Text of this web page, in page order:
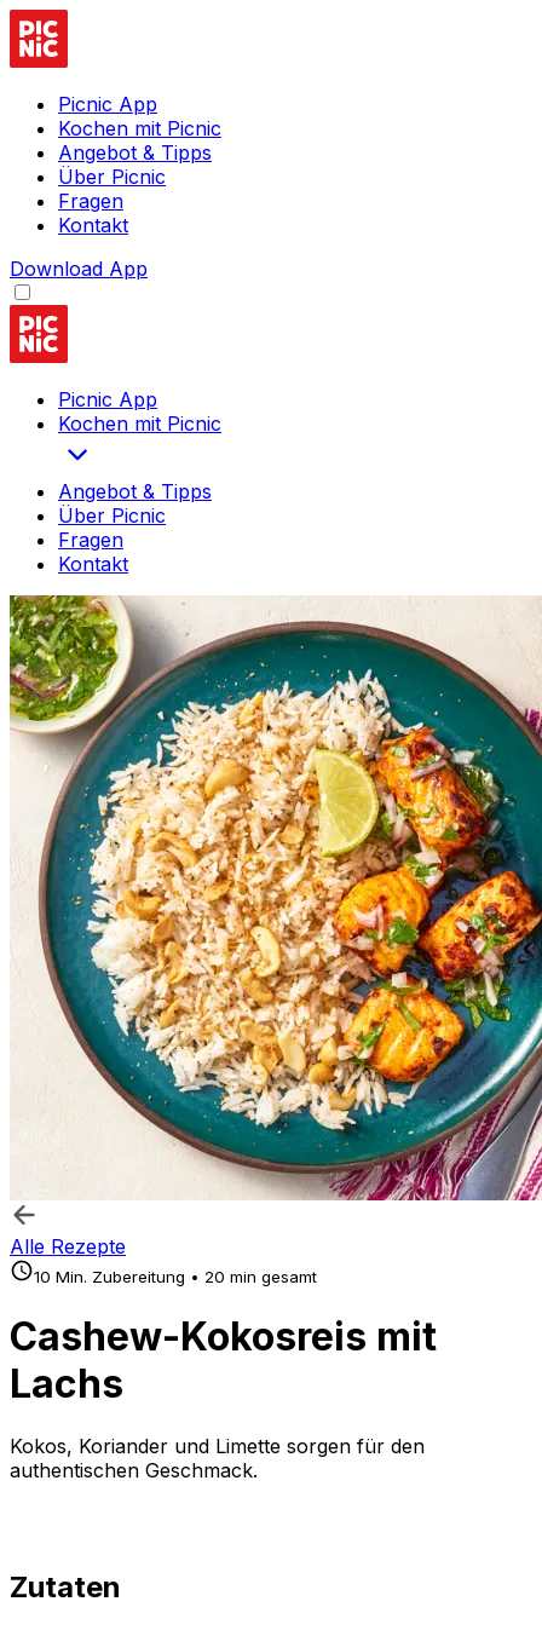
Picnic App
Kochen mit Picnic
Angebot & Tipps
Über Picnic
Fragen
Kontakt
Download App
Picnic App
Kochen mit Picnic
Angebot & Tipps
Über Picnic
Fragen
Kontakt
Alle Rezepte
10 Min. Zubereitung • 20 min gesamt
Cashew-Kokosreis mit
Lachs
Kokos, Koriander und Limette sorgen für den
authentischen Geschmack.
Zutaten